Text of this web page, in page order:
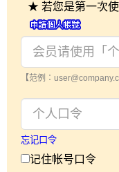
★ 若您是第一次
【范例：
忘记口令
记住帐号口令